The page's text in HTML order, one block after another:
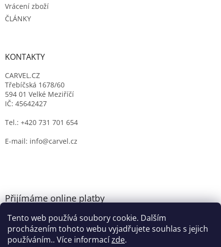
Tento web používá soubory cookie. Dalším
procházením tohoto webu vyjadřujete souhlas s jejich
používáním.. Více informacízde.
Vrácení zboží
ČLÁNKY
KONTAKTY
CARVEL.CZ
Třebíčská 1678/60
594 01 Velké Meziříčí
IČ: 45642427
Tel.: +420 731 701 654
E-mail: info@carvel.cz
Přijímáme online platby